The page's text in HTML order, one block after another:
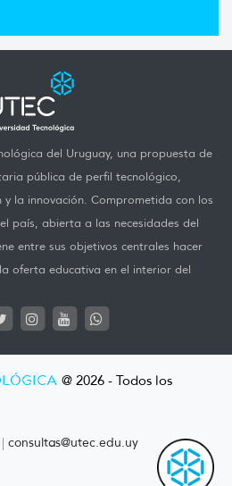
del Uruguay, una propuesta de
pública de perfil tecnológico,
la innovación. Comprometida con los
país, abierta a las necesidades del
entre sus objetivos centrales hacer
oferta educativa en el interior del
@ 2026 - Todos los
| consultas@utec.edu.uy